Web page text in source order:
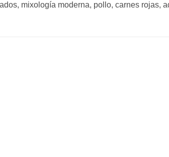
mixología moderna, pollo, carnes rojas,